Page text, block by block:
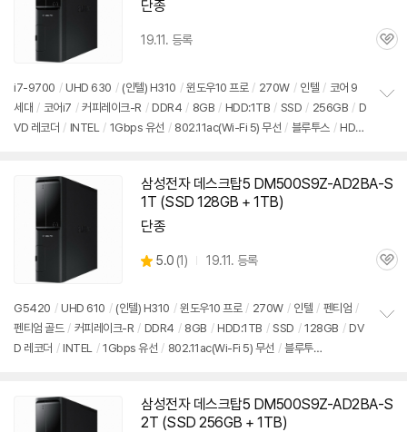
단종
19.11. 등록
관
i7-9700 / UHD 630 / (인텔) H310 / 윈도우10 프로 / 270W / 인텔 / 코어 9
세대 / 코어i7 / 커피레이크-R / DDR4 / 8GB / HDD:1TB / SSD / 256GB / D
VD 레코더 / INTEL / 1Gbps 유선 / 802.11ac(Wi-Fi 5) 무선 / 블루투스 / HDM
기
삼성전자 데스크탑5 DM500S9Z-AD2BA-S
1T (SSD 128GB + 1TB)
단종
별
5.0 (상
1) 19.11. 등록
관
G5420 / UHD 610 / (인텔) H310 / 윈도우10 프로 / 270W / 인텔 / 펜티엄 /
펜티엄 골드 / 커피레이크-R / DDR4 / 8GB / HDD:1TB / SSD / 128GB / DV
D 레코더 / INTEL / 1Gbps 유선 / 802.11ac(Wi-Fi 5) 무선 / 블루투
기
삼성전자 데스크탑5 DM500S9Z-AD2BA-S
2T (SSD 256GB + 1TB)